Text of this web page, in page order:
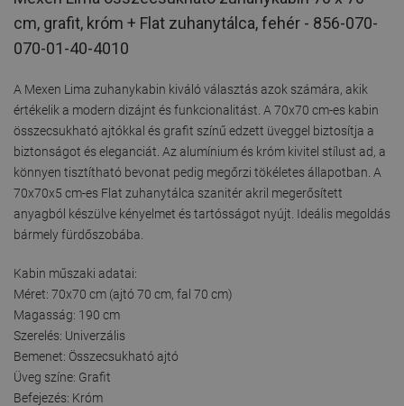
cm, grafit, króm + Flat zuhanytálca, fehér - 856-070-
070-01-40-4010
A Mexen Lima zuhanykabin kiváló választás azok számára, akik
értékelik a modern dizájnt és funkcionalitást. A 70x70 cm-es kabin
összecsukható ajtókkal és grafit színű edzett üveggel biztosítja a
biztonságot és eleganciát. Az alumínium és króm kivitel stílust ad, a
könnyen tisztítható bevonat pedig megőrzi tökéletes állapotban. A
70x70x5 cm-es Flat zuhanytálca szanitér akril megerősített
anyagból készülve kényelmet és tartósságot nyújt. Ideális megoldás
bármely fürdőszobába.
Kabin műszaki adatai:
Méret: 70x70 cm (ajtó 70 cm, fal 70 cm)
Magasság: 190 cm
Szerelés: Univerzális
Bemenet: Összecsukható ajtó
Üveg színe: Grafit
Befejezés: Króm